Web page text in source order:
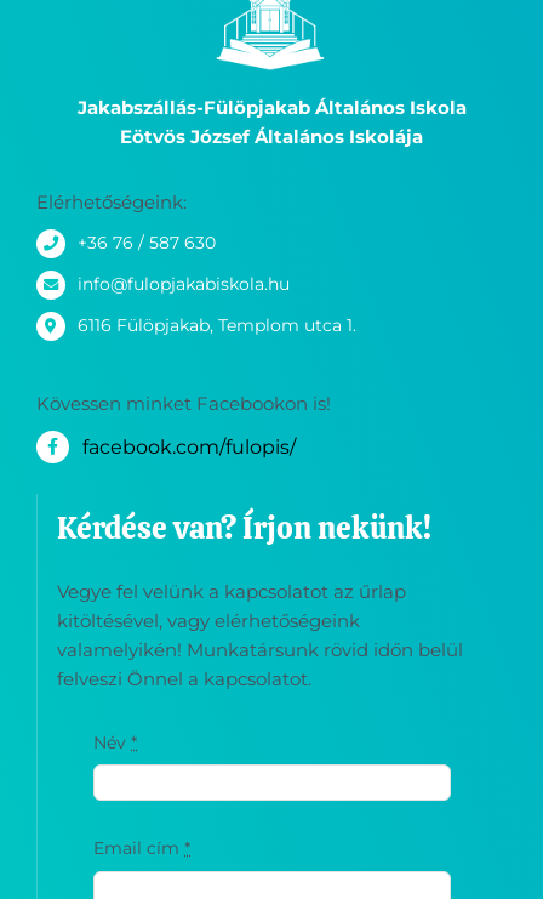
Jakabszállás-Fülöpjakab Általános Iskola
Eötvös József Általános Iskolája
Elérhetőségeink:
+36 76 / 587 630
info@fulopjakabiskola.hu
6116 Fülöpjakab, Templom utca 1.
Kövessen minket Facebookon is!
facebook.com/fulopis/
Kérdése van? Írjon nekünk!
Vegye fel velünk a kapcsolatot az űrlap
kitöltésével, vagy elérhetőségeink
valamelyikén! Munkatársunk rövid időn belül
felveszi Önnel a kapcsolatot.
Név*
Email cím*